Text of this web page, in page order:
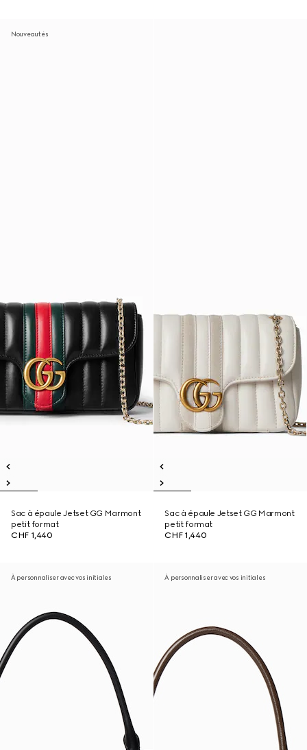
Nouveautés
Sac à épaule Jetset GG Marmont
petit format
CHF 1,440
Sac à épaule Jetset GG Marmont
petit format
CHF 1,440
À personnaliser avec vos initiales À personnaliser avec vos initiales